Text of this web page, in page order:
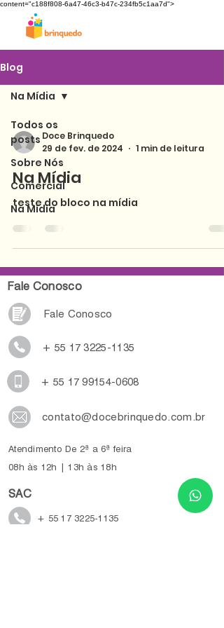
content="c188f808-6a47-46c3-b47c-234fb5c1aa7d">
Blog
Todos os
posts
Sobre Nós
Comercial
Na Mídia
Na Mídia
Doce Brinquedo
29 de fev. de 2024
1 min de leitura
Na Mídia
teste do bloco na mídia
Fale Conosco
Fale Conosco
+ 55 17 3225-1135
+ 55 17 99154-0608
contato@docebrinquedo.com.br
Atendimento De 2ª a 6ª feira
08h às 12h | 13h às 18h
SAC
+ 55 17 3225-1135